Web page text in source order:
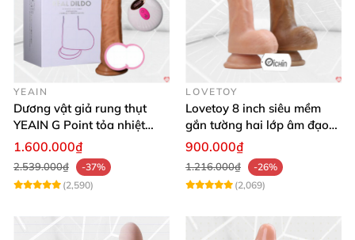
YEAIN
Dương vật giả rung thụt
YEAIN G Point tỏa nhiệt
điều khiển từ xa
1.600.000₫
2.539.000₫
-37%
(2,590)
LOVETOY
Lovetoy 8 inch siêu mềm
gắn tường hai lớp âm đạo
giả chuẩn y tế
900.000₫
1.216.000₫
-26%
(2,069)